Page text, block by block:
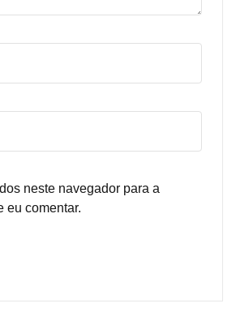
neste navegador para a
eu comentar.